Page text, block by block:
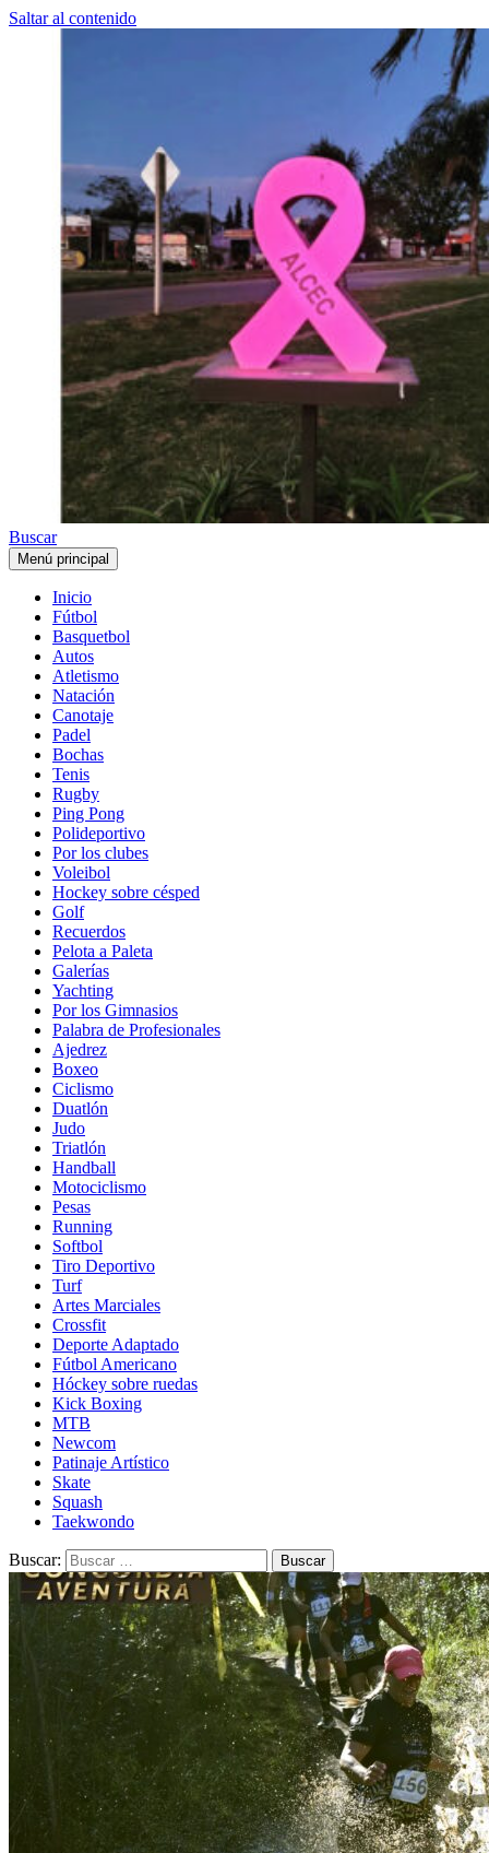
Saltar al contenido
Buscar
Menú principal
Inicio
Fútbol
Basquetbol
Autos
Atletismo
Natación
Canotaje
Padel
Bochas
Tenis
Rugby
Ping Pong
Polideportivo
Por los clubes
Voleibol
Hockey sobre césped
Golf
Recuerdos
Pelota a Paleta
Galerías
Yachting
Por los Gimnasios
Palabra de Profesionales
Ajedrez
Boxeo
Ciclismo
Duatlón
Judo
Triatlón
Handball
Motociclismo
Pesas
Running
Softbol
Tiro Deportivo
Turf
Artes Marciales
Crossfit
Deporte Adaptado
Fútbol Americano
Hóckey sobre ruedas
Kick Boxing
MTB
Newcom
Patinaje Artístico
Skate
Squash
Taekwondo
Buscar: